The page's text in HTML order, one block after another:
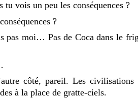
tu vois un peu les conséquences ?
?
pas moi… Pas de Coca dans le
côté, pareil. Les civilisations
à la place de gratte-ciels.